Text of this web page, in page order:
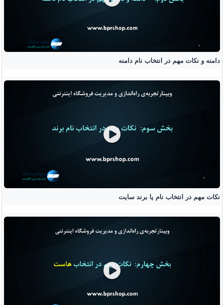
دامنه و نکات مهم در انتخاب نام دامنه
نکات مهم در انتخاب نام یا برند سایت